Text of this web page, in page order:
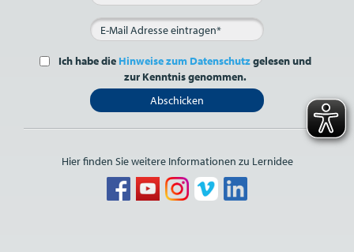
Ich habe die Hinweise zum Datenschutzgelesen und
zur Kenntnis genommen.
Abschicken
Hier finden Sie weitere Informationen zu Lernidee